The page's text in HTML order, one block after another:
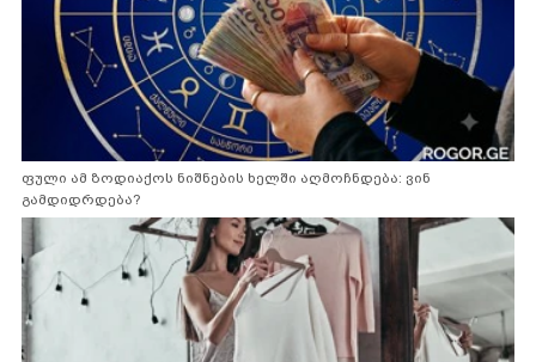
ფული ამ ზოდიაქოს ნიშნების ხელში აღმოჩნდება: ვინ
გამდიდრდება?